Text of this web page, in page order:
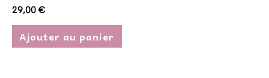
29,00 €
Ajouter au panier